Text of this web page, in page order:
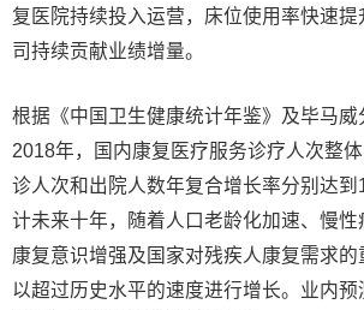
复医院持续投入运营，床位使用率快速
司持续贡献业绩增量。
根据《中国卫生健康统计年鉴》及毕马威
2018年，国内康复医疗服务诊疗人次整
诊人次和出院人数年复合增长率分别达到
计未来十年，随着人口老龄化加速、慢性
康复意识增强及国家对残疾人康复需求
以超过历史水平的速度进行增长。业内